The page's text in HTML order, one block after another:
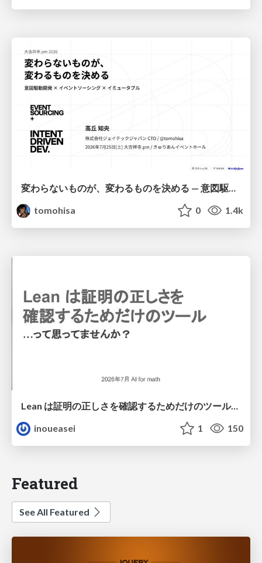
tomohisa
0 1.4k
Lean は証明の正しさを確認するためだけのツールって思ってませんか？
inoueasei
1 150
Featured
See All Featured